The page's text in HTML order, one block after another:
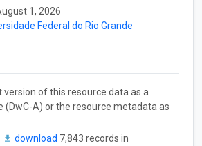
1, 2026
Federal do Rio Grande
version of this resource data as a
(DwC-A) or the resource metadata as
download 7,843 records in